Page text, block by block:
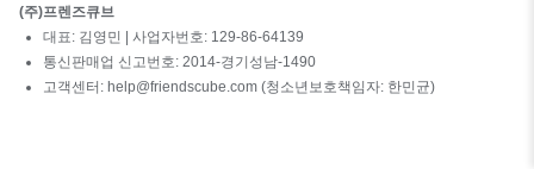
(주)프렌즈큐브
대표: 김영민 | 사업자번호: 129-86-64139
통신판매업 신고번호: 2014-경기성남-1490
고객센터: help@friendscube.com (청소년보호책임자: 한민균)